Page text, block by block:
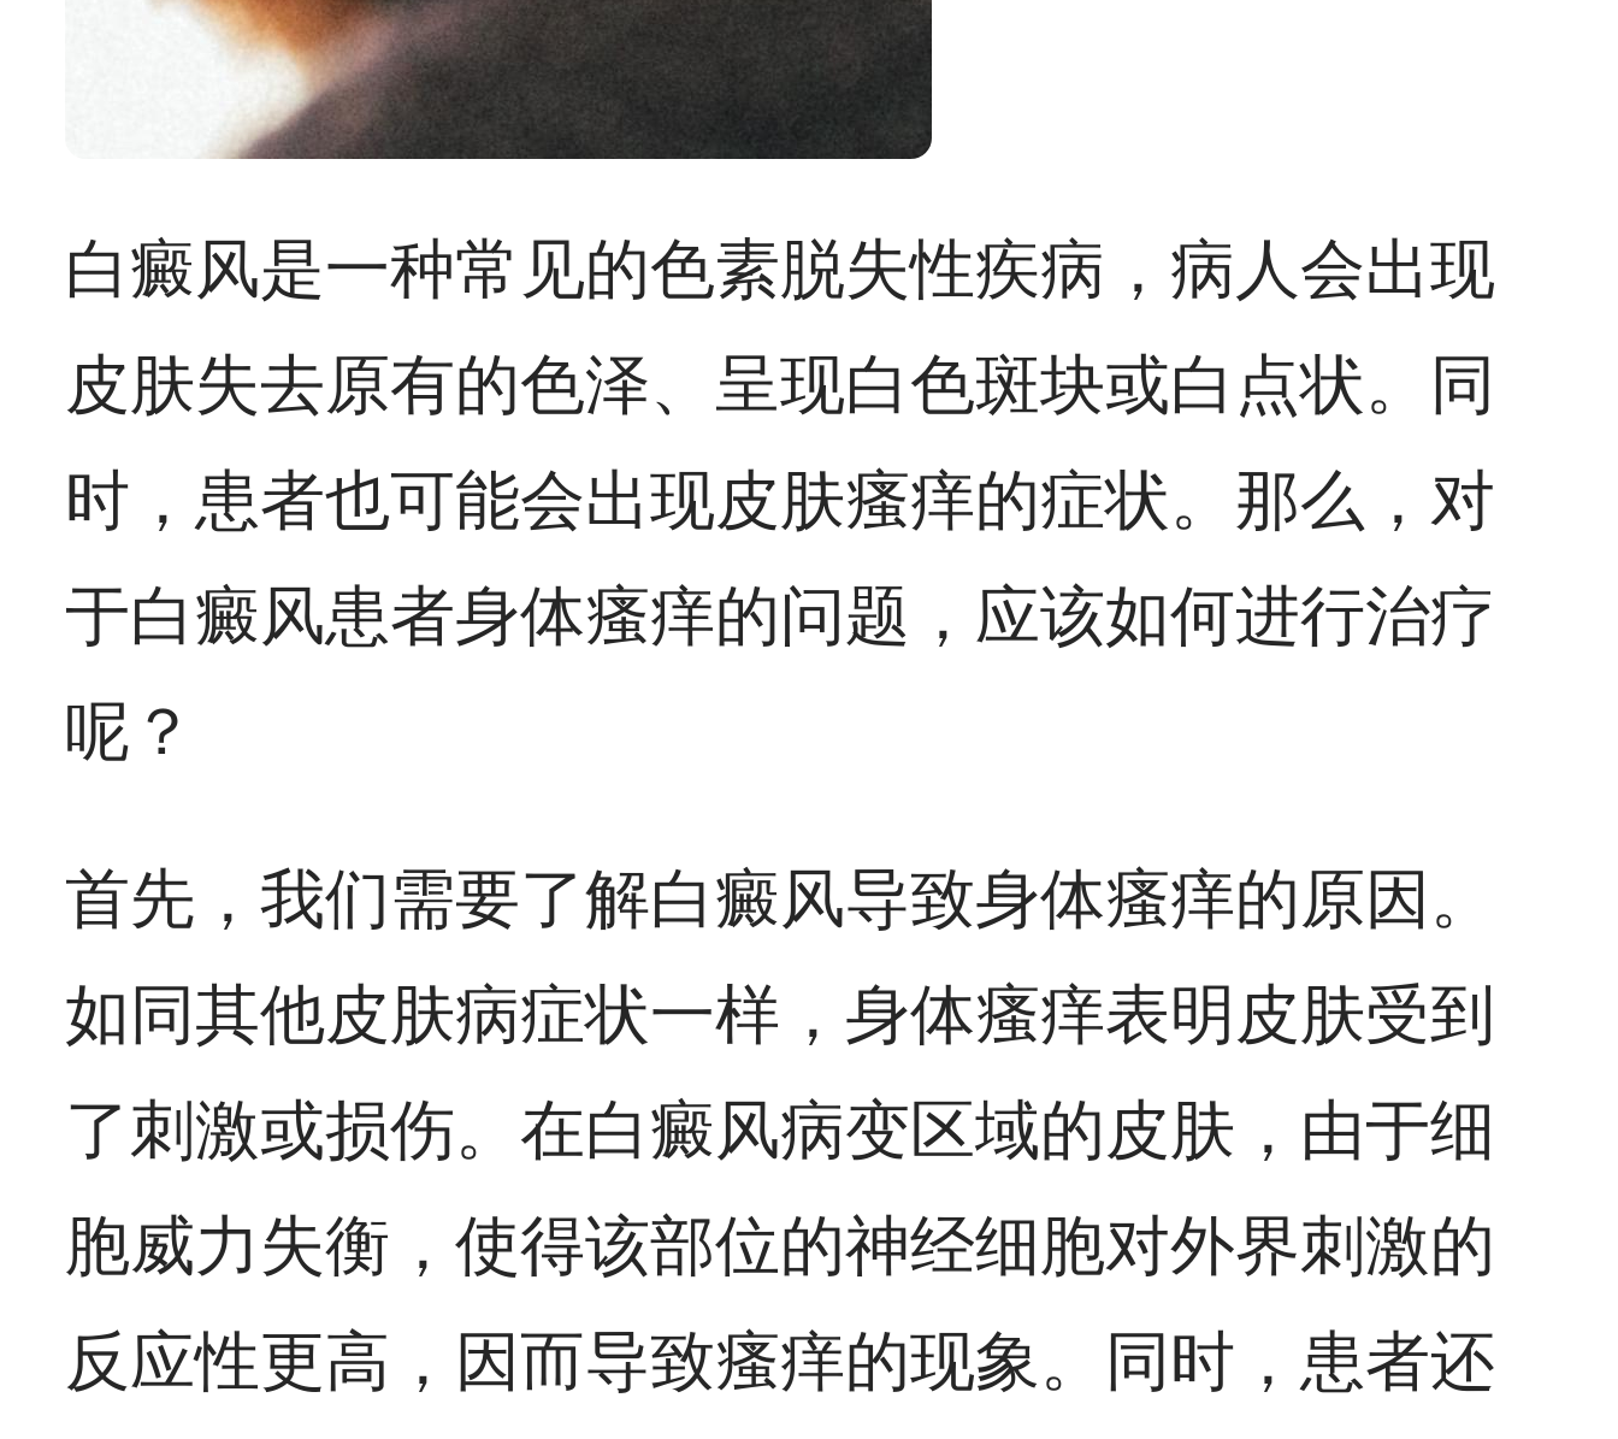
白癜风是一种常见的色素脱失性疾病，病人会出现
皮肤失去原有的色泽、呈现白色斑块或白点状。同
时，患者也可能会出现皮肤瘙痒的症状。那么，对
于白癜风患者身体瘙痒的问题，应该如何进行治疗
呢？
首先，我们需要了解白癜风导致身体瘙痒的原因。
如同其他皮肤病症状一样，身体瘙痒表明皮肤受到
了刺激或损伤。在白癜风病变区域的皮肤，由于细
胞威力失衡，使得该部位的神经细胞对外界刺激的
反应性更高，因而导致瘙痒的现象。同时，患者还